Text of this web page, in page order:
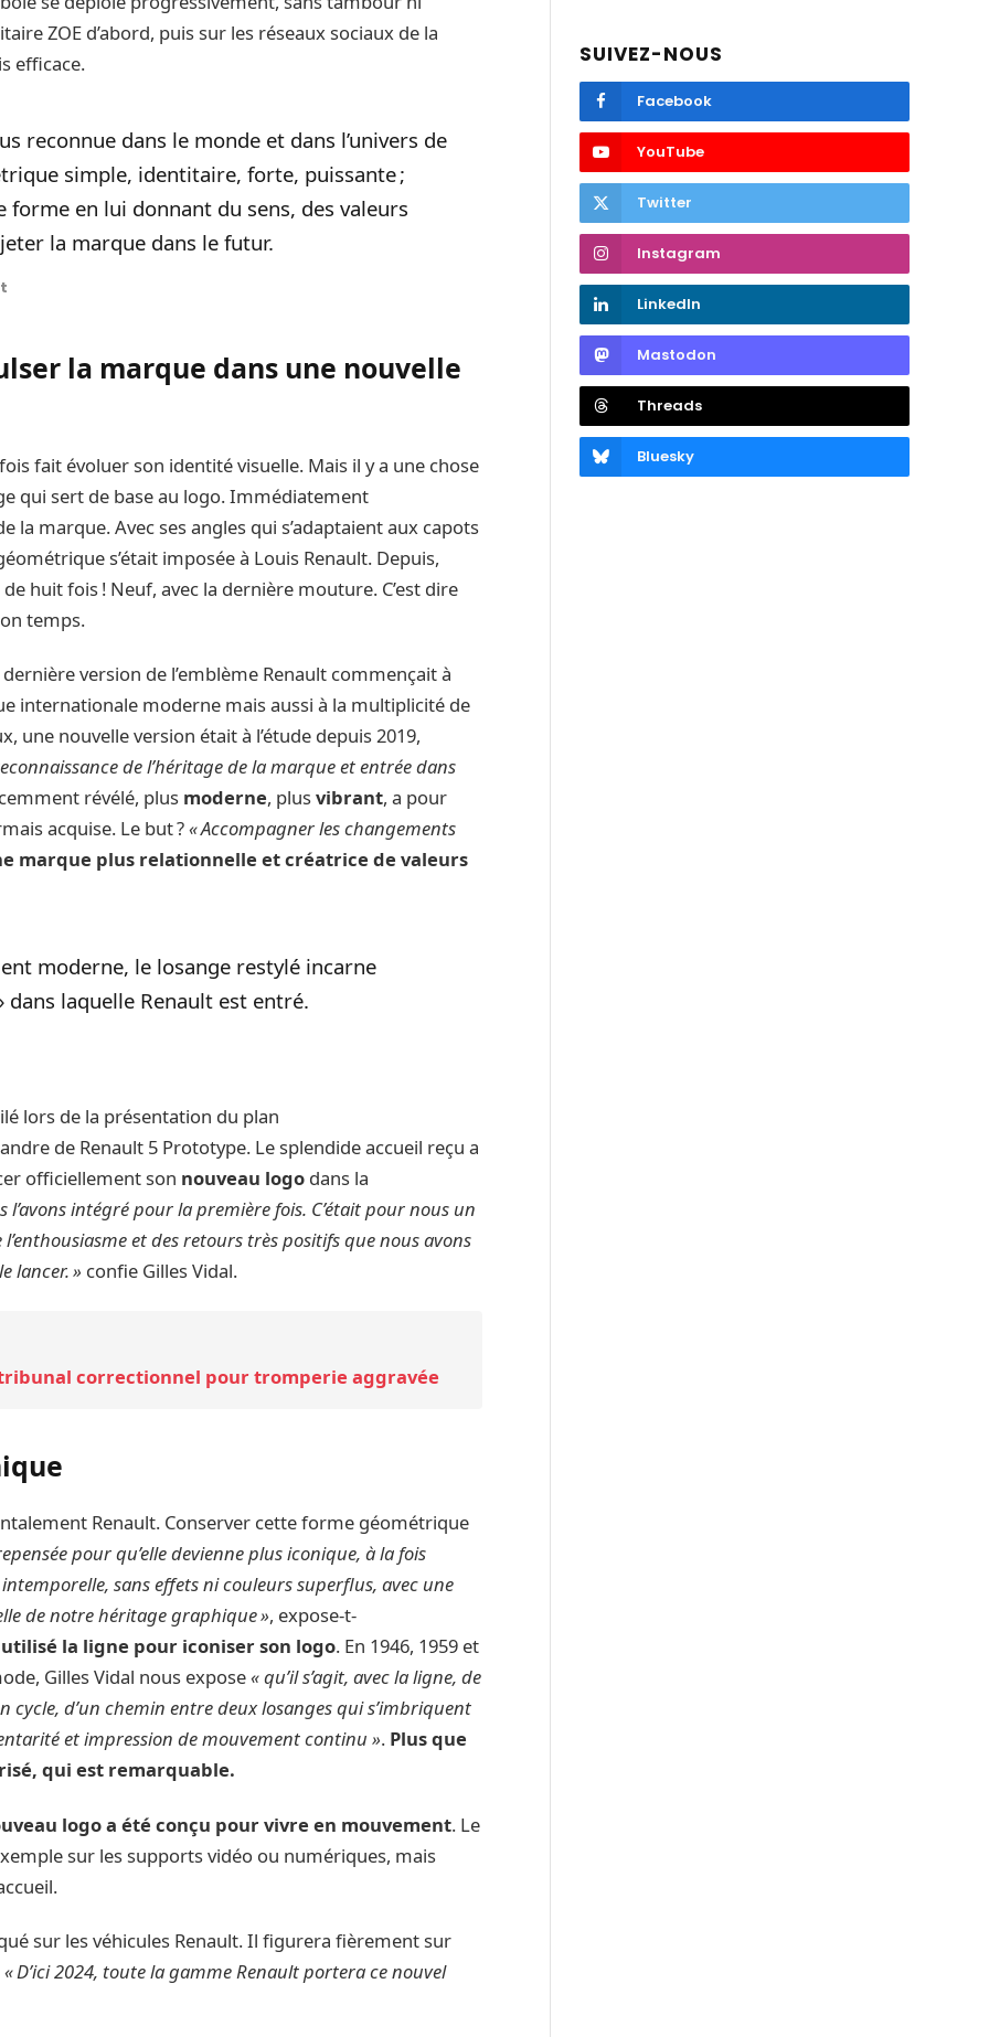
ZOE d’abord, puis sur les réseaux sociaux de la
efficace.
reconnue dans le monde et dans l’univers de
simple, identitaire, forte, puissante ;
en lui donnant du sens, des valeurs
la marque dans le futur.
la marque dans une nouvelle
fait évoluer son identité visuelle. Mais il y a une chose
qui sert de base au logo. Immédiatement
la marque. Avec ses angles qui s’adaptaient aux capots
s’était imposée à Louis Renault. Depuis,
huit fois ! Neuf, avec la dernière mouture. C’est dire
temps.
version de l’emblème Renault commençait à
internationale moderne mais aussi à la multiplicité de
une nouvelle version était à l’étude depuis 2019,
de l’héritage de la marque et entrée dans
révélé, plus moderne, plusvibrant, a pour
acquise. Le but ?« Accompagner les changements
marque plus relationnelle et créatrice de valeurs
moderne, le losange restylé incarne
dans laquelle Renault est entré.
lors de la présentation du plan
de Renault 5 Prototype. Le splendide accueil reçu a
officiellement son nouveau logo dans la
l’avons intégré pour la première fois. C’était pour nous un
et des retours très positifs que nous avons
lancer. » confie Gilles Vidal.
correctionnel pour tromperie aggravée
Renault. Conserver cette forme géométrique
pour qu’elle devienne plus iconique, à la fois
sans effets ni couleurs superflus, avec une
de notre héritage graphique », expose-t-
la ligne pour iconiser son logo. En 1946, 1959 et
Gilles Vidal nous expose« qu’il s’agit, avec la ligne, de
cycle, d’un chemin entre deux losanges qui s’imbriquent
et impression de mouvement continu ». Plus que
qui est remarquable.
logo a été conçu pour vivre en mouvement. Le
sur les supports vidéo ou numériques, mais
sur les véhicules Renault. Il figurera fièrement sur
« D’ici 2024, toute la gamme Renault portera ce nouvel
SUIVEZ-NOUS
Facebook
YouTube
Twitter
Instagram
LinkedIn
Mastodon
Threads
Bluesky